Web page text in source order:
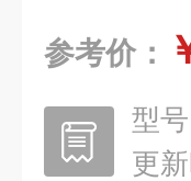
参考价：
型号
更